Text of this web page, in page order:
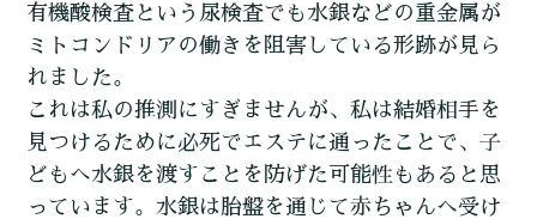
有機酸検査という尿検査でも水銀などの重金属が
ミトコンドリアの働きを阻害している形跡が見ら
れました。
これは私の推測にすぎませんが、私は結婚相手を
見つけるために必死でエステに通ったことで、子
どもへ水銀を渡すことを防げた可能性もあると思
っています。水銀は胎盤を通じて赤ちゃんへ受け